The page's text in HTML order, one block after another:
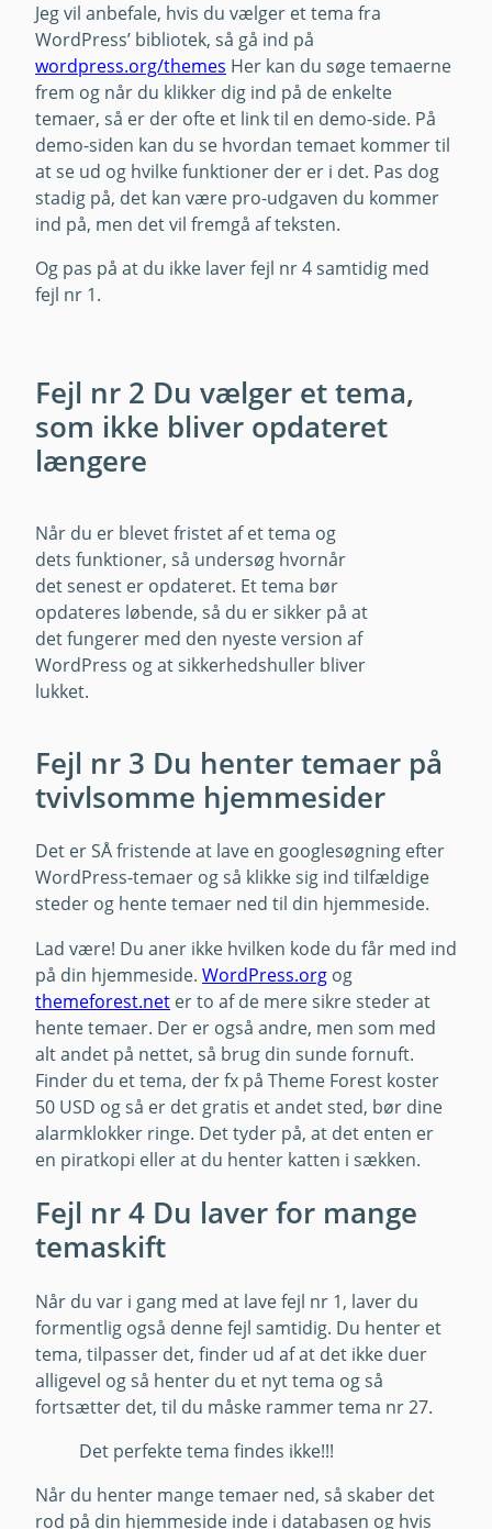
Jeg vil anbefale, hvis du vælger et tema fra
WordPress’ bibliotek, så gå ind på
wordpress.org/themes Her kan du søge temaerne
frem og når du klikker dig ind på de enkelte
temaer, så er der ofte et link til en demo-side. På
demo-siden kan du se hvordan temaet kommer til
at se ud og hvilke funktioner der er i det. Pas dog
stadig på, det kan være pro-udgaven du kommer
ind på, men det vil fremgå af teksten.
Og pas på at du ikke laver fejl nr 4 samtidig med
fejl nr 1.
Fejl nr 2 Du vælger et tema,
som ikke bliver opdateret
længere
Når du er blevet fristet af et tema og
dets funktioner, så undersøg hvornår
det senest er opdateret. Et tema bør
opdateres løbende, så du er sikker på at
det fungerer med den nyeste version af
WordPress og at sikkerhedshuller bliver
lukket.
Fejl nr 3 Du henter temaer på
tvivlsomme hjemmesider
Det er SÅ fristende at lave en googlesøgning efter
WordPress-temaer og så klikke sig ind tilfældige
steder og hente temaer ned til din hjemmeside.
Lad være! Du aner ikke hvilken kode du får med ind
på din hjemmeside. WordPress.org og
themeforest.net er to af de mere sikre steder at
hente temaer. Der er også andre, men som med
alt andet på nettet, så brug din sunde fornuft.
Finder du et tema, der fx på Theme Forest koster
50 USD og så er det gratis et andet sted, bør dine
alarmklokker ringe. Det tyder på, at det enten er
en piratkopi eller at du henter katten i sækken.
Fejl nr 4 Du laver for mange
temaskift
Når du var i gang med at lave fejl nr 1, laver du
formentlig også denne fejl samtidig. Du henter et
tema, tilpasser det, finder ud af at det ikke duer
alligevel og så henter du et nyt tema og så
fortsætter det, til du måske rammer tema nr 27.
Det perfekte tema findes ikke!!!
Når du henter mange temaer ned, så skaber det
rod på din hjemmeside inde i databasen og hvis